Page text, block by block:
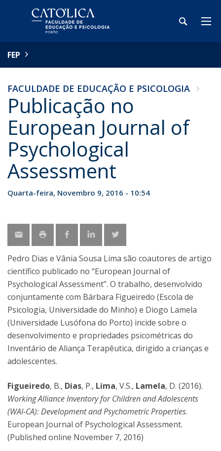
FEP
FACULDADE DE EDUCAÇÃO E PSICOLOGIA
Publicação no
European Journal of
Psychological
Assessment
Quarta-feira, Novembro 9, 2016 - 10:54
Pedro Dias e Vânia Sousa Lima são coautores de artigo
científico publicado no “European Journal of
Psychological Assessment”. O trabalho, desenvolvido
conjuntamente com Bárbara Figueiredo (Escola de
Psicologia, Universidade do Minho) e Diogo Lamela
(Universidade Lusófona do Porto) incide sobre o
desenvolvimento e propriedades psicométricas do
Inventário de Aliança Terapêutica, dirigido a crianças e
adolescentes.
Figueiredo, B., Dias, P., Lima, V.S., Lamela, D. (2016).
Working Alliance Inventory for Children and Adolescents
(WAI-CA): Development and Psychometric Properties.
European Journal of Psychological Assessment.
(Published online November 7, 2016)